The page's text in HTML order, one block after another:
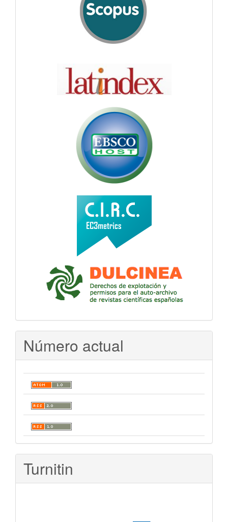
Número actual
Turnitin